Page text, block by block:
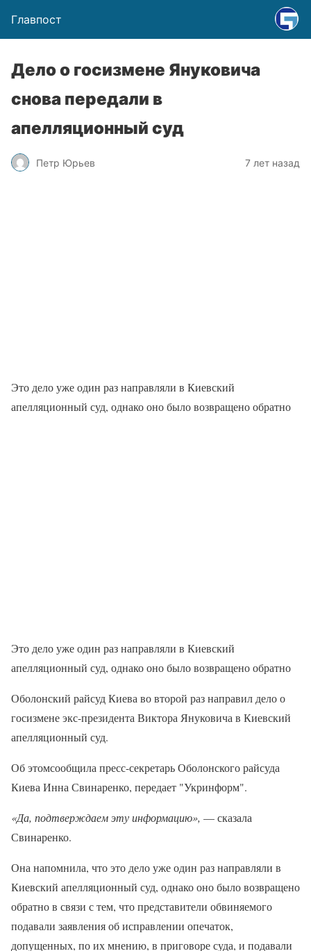
Главпост
Дело о госизмене Януковича
снова передали в
апелляционный суд
Петр Юрьев 7 лет назад
Это дело уже один раз направляли в Киевский
апелляционный суд, однако оно было возвращено обратно
Это дело уже один раз направляли в Киевский
апелляционный суд, однако оно было возвращено обратно
Оболонский райсуд Киева во второй раз направил дело о
госизмене экс-президента Виктора Януковича в Киевский
апелляционный суд.
Об этомсообщила пресс-секретарь Оболонского райсуда
Киева Инна Свинаренко, передает "Укринформ".
«Да, подтверждаем эту информацию», — сказала
Свинаренко.
Она напомнила, что это дело уже один раз направляли в
Киевский апелляционный суд, однако оно было возвращено
обратно в связи с тем, что представители обвиняемого
подавали заявления об исправлении опечаток,
допущенных, по их мнению, в приговоре суда, и подавали